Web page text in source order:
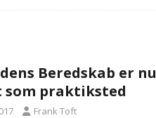
sygetransportvogn til Samsø
Beredskab er nu
som praktiksted
Frank Toft